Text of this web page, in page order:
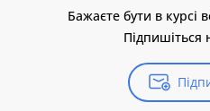
Бажаєте бути в курсі
Підпишіться